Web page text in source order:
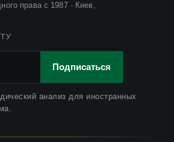
права с 1987 · Киев,
Подписаться
анализ для иностранных